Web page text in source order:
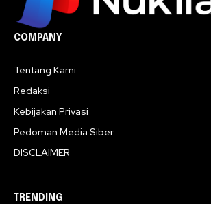
COMPANY
Tentang Kami
Redaksi
Kebijakan Privasi
Pedoman Media Siber
DISCLAIMER
TRENDING